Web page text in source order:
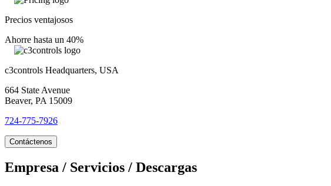
Precios ventajosos
Ahorre hasta un 40%
c3controls Headquarters, USA
664 State Avenue
Beaver, PA 15009
724-775-7926
Contáctenos
Empresa / Servicios / Descargas